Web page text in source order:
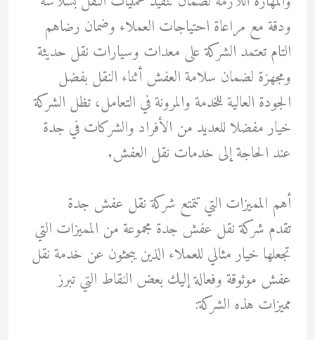
ودقة مع مراعاة احتياجات العملاء وضمان رضاهم
التام تعتمد الشركة على معدات وسيارات نقل حديثة
ومجهزة لضمان سلامة العفش أثناء النقل بفضل
الجودة العالية للخدمة والمرونة في التعامل، تظل الشركة
خيار مفضلا للعديد من الأفراد والشركات في جدة
عند الحاجة إلى خدمات نقل العفش.
أهم المميزات التي تتمتع شركة نقل عفش جدة
تقدم شركة نقل عفش جدة مجموعة من المميزات التي
تجعلها خيار مثالي للعملاء الذين يبحثون عن خدمة نقل
عفش موثوقة وفعالة إليك بعض النقاط التي تبرز
مميزات هذه الشركة: